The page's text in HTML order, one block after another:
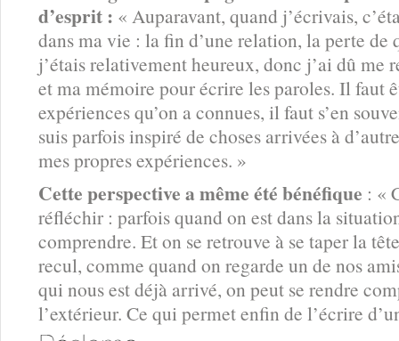
d’esprit : « Auparavant, quand j’écrivais,
dans ma vie : la fin d’une relation, la perte de
j’étais relativement heureux, donc j’ai dû me
et ma mémoire pour écrire les paroles. Il faut
expériences qu’on a connues, il faut s’en
suis parfois inspiré de choses arrivées à
mes propres expériences. »
Cette perspective a même été bénéfique : «
réfléchir : parfois quand on est dans la
comprendre. Et on se retrouve à se taper la
recul, comme quand on regarde un de nos
qui nous est déjà arrivé, on peut se rendre
l’extérieur. Ce qui permet enfin de l’écrire